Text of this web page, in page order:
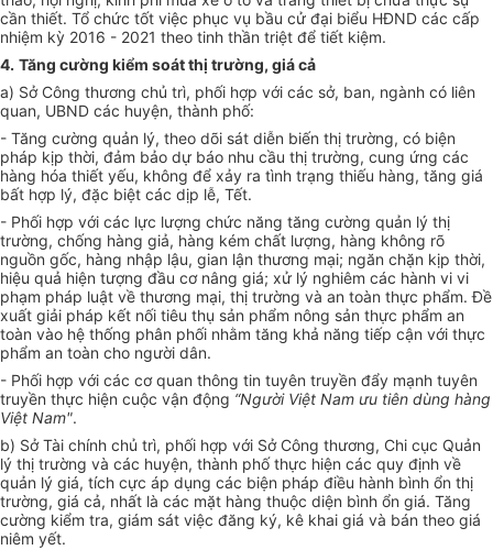
cần thiết. Tổ chức tốt việc phục vụ bầu cử đại biểu HĐND các cấp
nhiệm kỳ 2016 - 2021 theo tinh thần triệt để tiết kiệm.
4. Tăng cường kiểm soát thị trường, giá cả
a) Sở Công thương chủ trì, phối hợp với các sở, ban, ngành có liên
quan, UBND các huyện, thành phố:
- Tăng cường quản lý, theo dõi sát diễn biến thị trường, có biện
pháp kịp thời, đảm bảo dự báo nhu cầu thị trường, cung ứng các
hàng hóa thiết yếu, không để xảy ra tình trạng thiếu hàng, tăng giá
bất hợp lý, đặc biệt các dịp lễ, Tết.
- Phối hợp với các lực lượng chức năng tăng cường quản lý thị
trường, chống hàng giả, hàng kém chất lượng, hàng không rõ
nguồn gốc, hàng nhập lậu, gian lận thương mại; ngăn chặn kịp thời,
hiệu quả hiện tượng đầu cơ nâng giá; xử lý nghiêm các hành vi vi
phạm pháp luật về thương mại, thị trường và an toàn thực phẩm. Đề
xuất giải pháp kết nối tiêu thụ sản phẩm nông sản thực phẩm an
toàn vào hệ thống phân phối nhằm tăng khả năng tiếp cận với thực
phẩm an toàn cho người dân.
- Phối hợp với các cơ quan thông tin tuyên truyền đẩy mạnh tuyên
truyền thực hiện cuộc vận động “Người Việt Nam ưu tiên dùng hàng
Việt Nam".
b) Sở Tài chính chủ trì, phối hợp với Sở Công thương, Chi cục Quản
lý thị trường và các huyện, thành phố thực hiện các quy định về
quản lý giá, tích cực áp dụng các biện pháp điều hành bình ổn thị
trường, giá cả, nhất là các mặt hàng thuộc diện bình ổn giá. Tăng
cường kiểm tra, giám sát việc đăng ký, kê khai giá và bán theo giá
niêm yết.